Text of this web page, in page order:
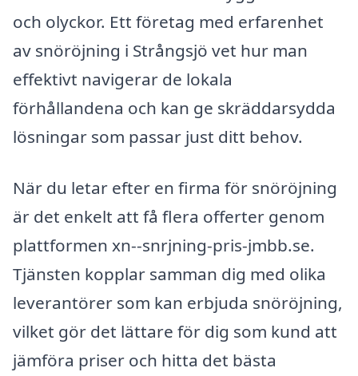
och olyckor. Ett företag med erfarenhet
av snöröjning i Strångsjö vet hur man
effektivt navigerar de lokala
förhållandena och kan ge skräddarsydda
lösningar som passar just ditt behov.
När du letar efter en firma för snöröjning
är det enkelt att få flera offerter genom
plattformen xn--snrjning-pris-jmbb.se.
Tjänsten kopplar samman dig med olika
leverantörer som kan erbjuda snöröjning,
vilket gör det lättare för dig som kund att
jämföra priser och hitta det bästa